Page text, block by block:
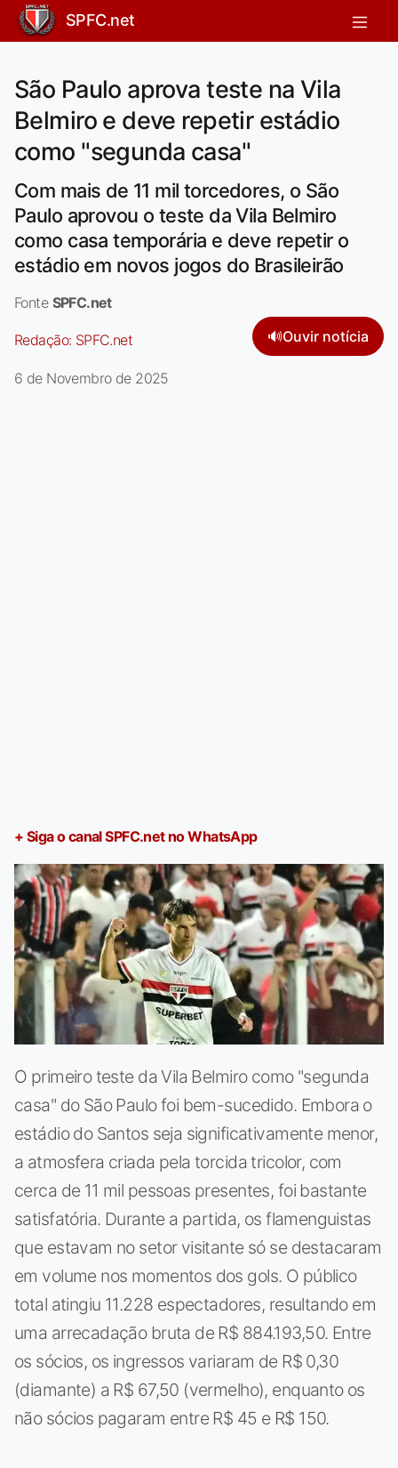
SPFC.net
São Paulo aprova teste na Vila
Belmiro e deve repetir estádio
como "segunda casa"
Com mais de 11 mil torcedores, o São
Paulo aprovou o teste da Vila Belmiro
como casa temporária e deve repetir o
estádio em novos jogos do Brasileirão
Fonte SPFC.net
Redação: SPFC.net 🔊Ouvir notícia
6 de Novembro de 2025
+ Siga o canal SPFC.net no WhatsApp
O primeiro teste da Vila Belmiro como "segunda
casa" do São Paulo foi bem-sucedido. Embora o
estádio do Santos seja significativamente menor,
a atmosfera criada pela torcida tricolor, com
cerca de 11 mil pessoas presentes, foi bastante
satisfatória. Durante a partida, os flamenguistas
que estavam no setor visitante só se destacaram
em volume nos momentos dos gols. O público
total atingiu 11.228 espectadores, resultando em
uma arrecadação bruta de R$ 884.193,50. Entre
os sócios, os ingressos variaram de R$ 0,30
(diamante) a R$ 67,50 (vermelho), enquanto os
não sócios pagaram entre R$ 45 e R$ 150.